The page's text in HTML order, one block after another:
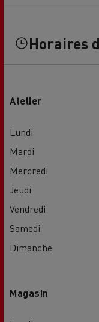
Horaires
Atelier
Lundi
Mardi
Mercredi
Jeudi
Vendredi
Samedi
Dimanche
Magasin